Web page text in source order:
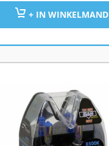
+ IN WINKELMAND